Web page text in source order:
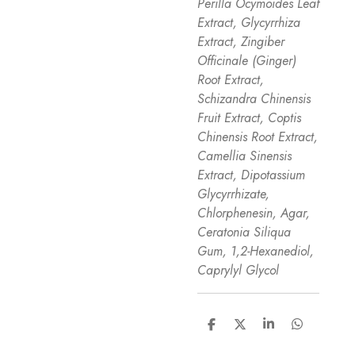
Extract, Glycyrrhiza
Extract, Zingiber
Officinale (Ginger)
Root Extract,
Schizandra Chinensis
Fruit Extract, Coptis
Chinensis Root Extract,
Camellia Sinensis
Extract, Dipotassium
Glycyrrhizate,
Chlorphenesin, Agar,
Ceratonia Siliqua
Gum, 1,2-Hexanediol,
Caprylyl Glycol
D
D
S
D